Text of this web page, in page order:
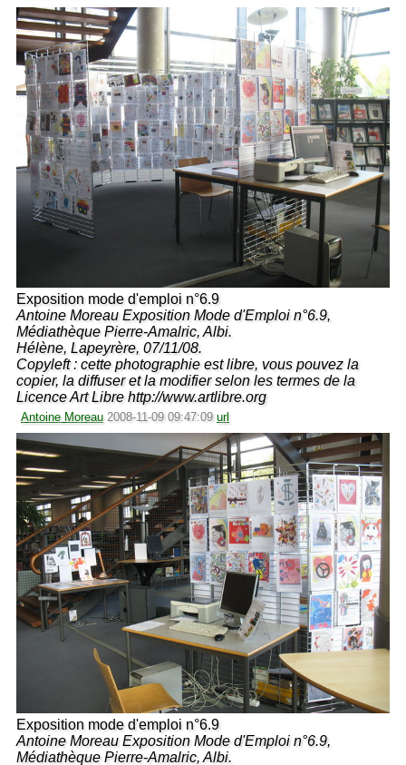
Exposition mode d'emploi n°6.9
Antoine Moreau Exposition Mode d'Emploi n°6.9,
Médiathèque Pierre-Amalric, Albi.
Hélène, Lapeyrère, 07/11/08.
Copyleft : cette photographie est libre, vous pouvez la
copier, la diffuser et la modifier selon les termes de la
Licence Art Libre http://www.artlibre.org
Antoine Moreau 2008-11-09 09:47:09 url
Exposition mode d'emploi n°6.9
Antoine Moreau Exposition Mode d'Emploi n°6.9,
Médiathèque Pierre-Amalric, Albi.